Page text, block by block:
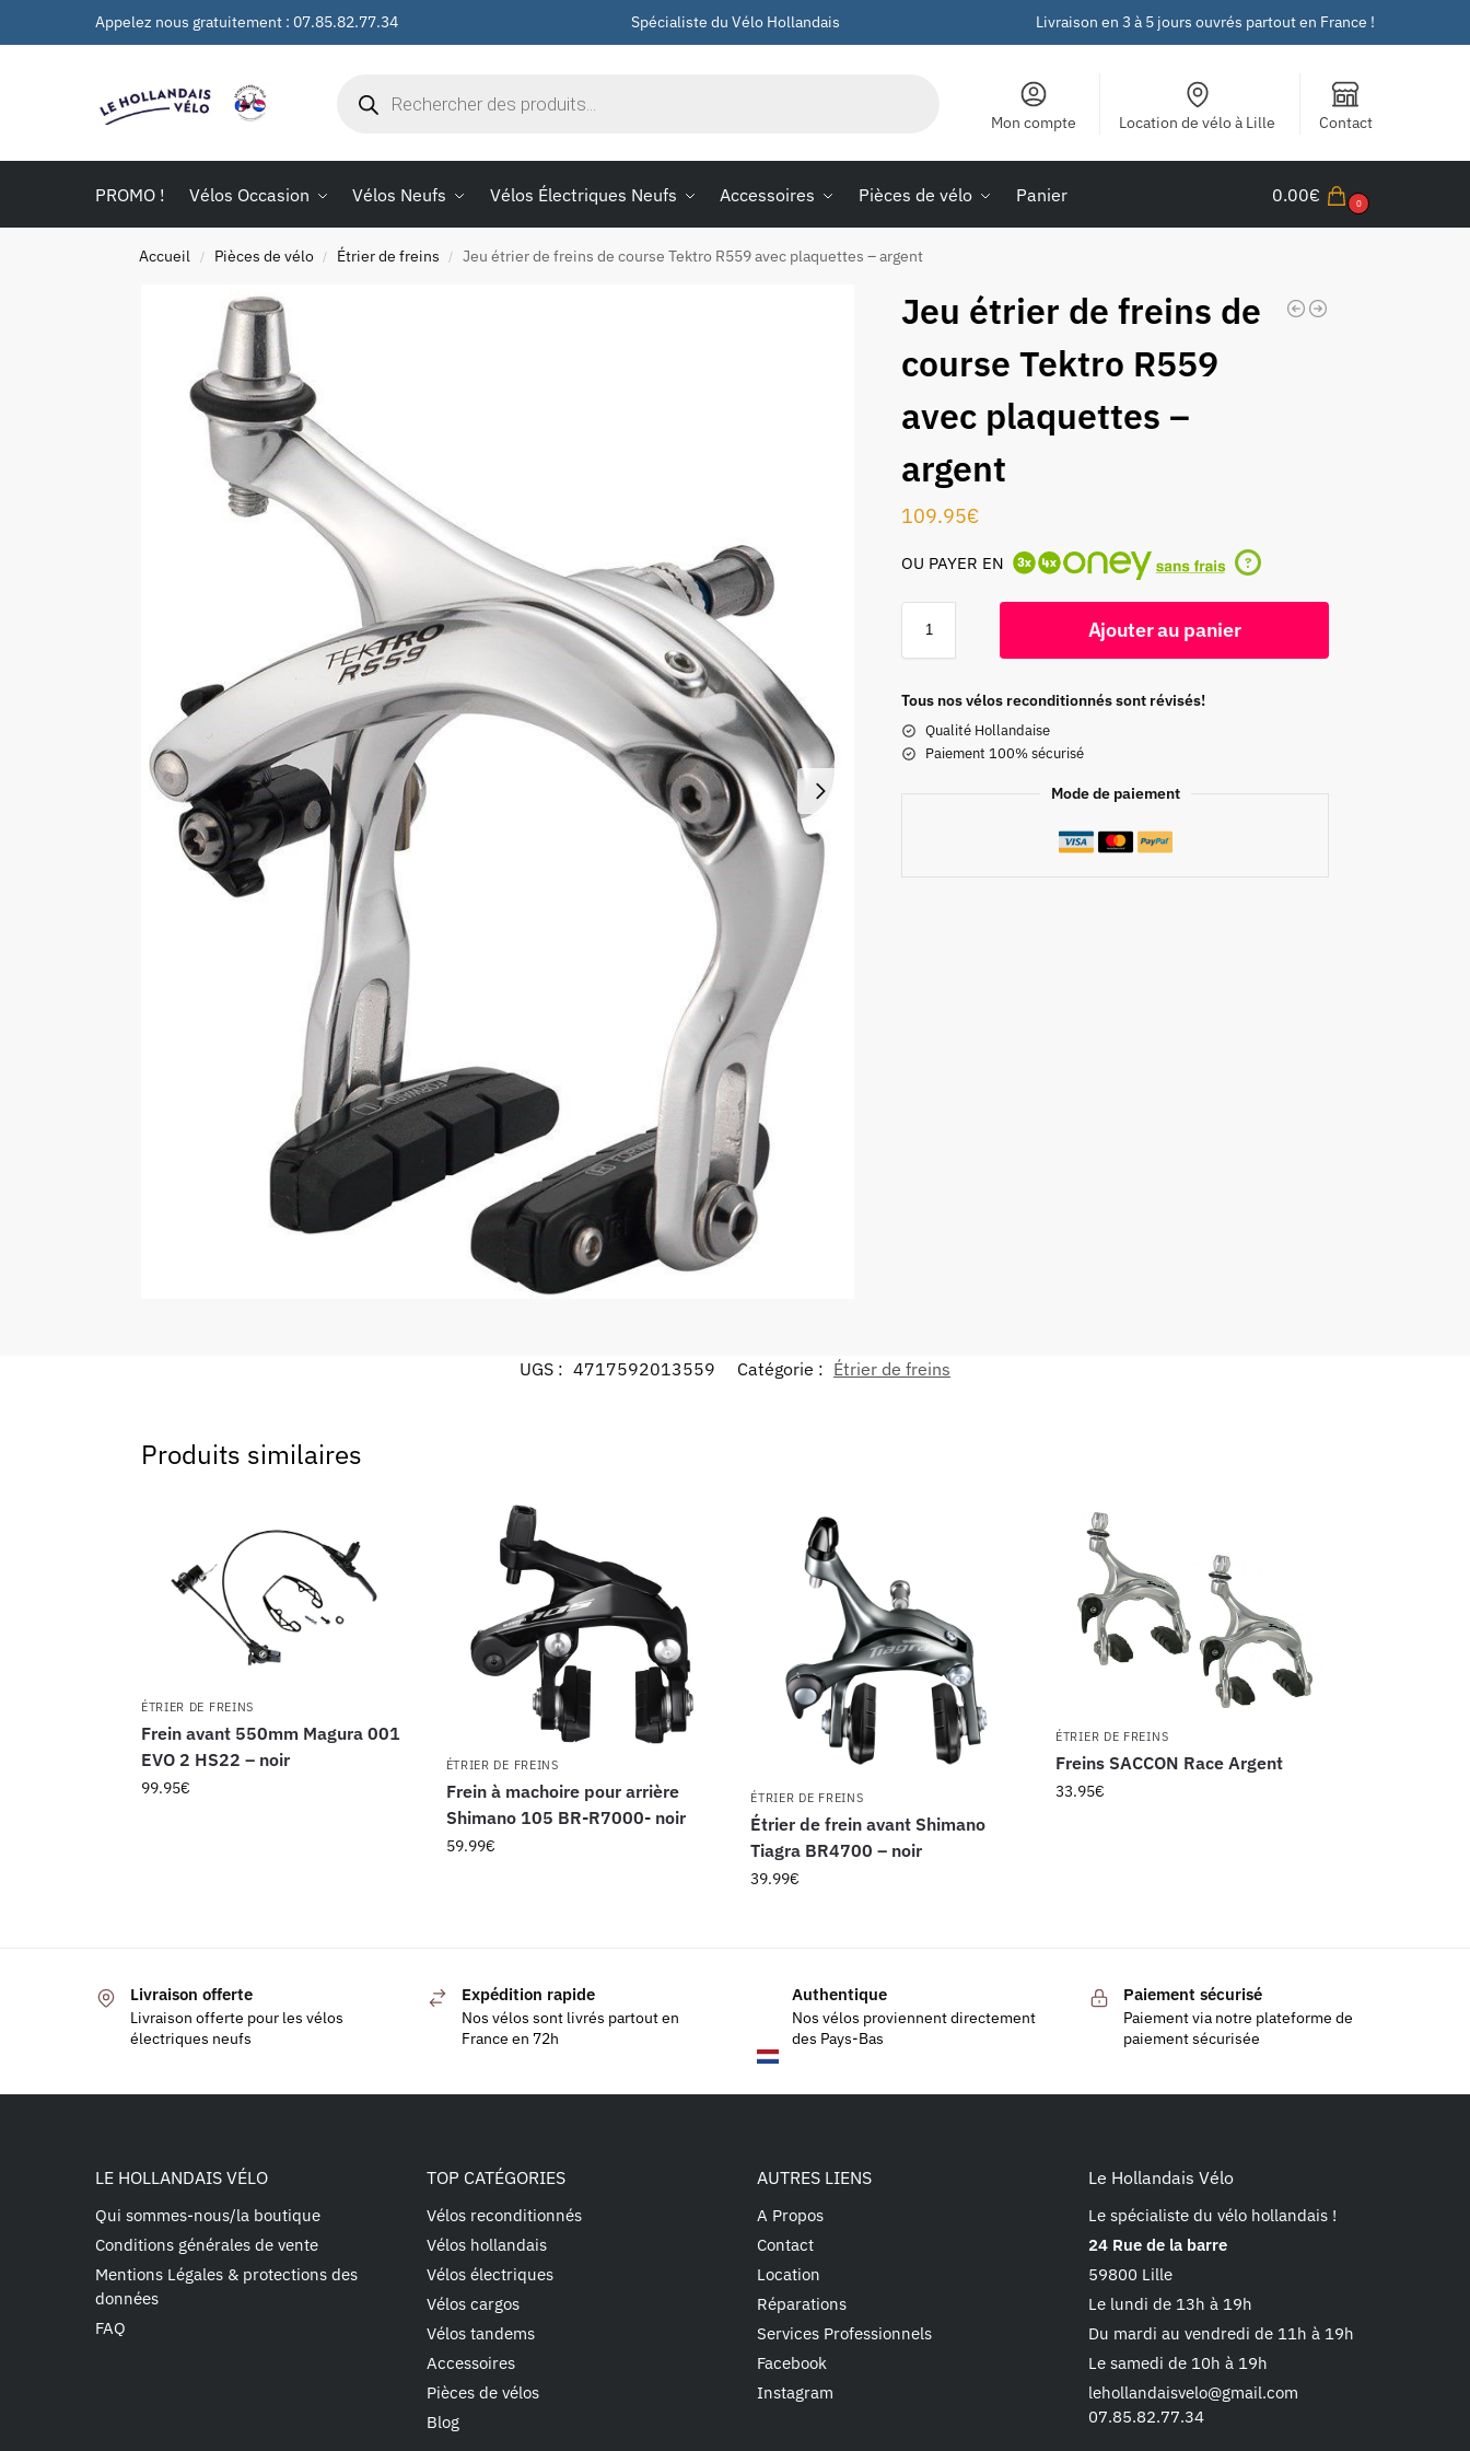
Appelez nous gratuitement : 07.85.82.77.34 Spécialiste du Vélo Hollandais Livraison en 3 à 5 jours ouvrés partout en France !
Mon compte Location de vélo à Lille Contact
PROMO ! Vélos Occasion Vélos Neufs Vélos Électriques Neufs Accessoires Pièces de vélo Panier 0.00€ 0
Accueil / Pièces de vélo / Étrier de freins / Jeu étrier de freins de course Tektro R559 avec plaquettes – argent
Jeu étrier de freins de
course Tektro R559
avec plaquettes –
argent
109.95€
OU PAYER EN ?
Ajouter au panier
Tous nos vélos reconditionnés sont révisés!
Qualité Hollandaise
Paiement 100% sécurisé
Mode de paiement
UGS : 4717592013559 Catégorie : Étrier de freins
Produits similaires
ÉTRIER DE FREINS
Frein avant 550mm Magura 001
EVO 2 HS22 – noir
99.95€
ÉTRIER DE FREINS
Frein à machoire pour arrière
Shimano 105 BR-R7000- noir
59.99€
ÉTRIER DE FREINS
Étrier de frein avant Shimano
Tiagra BR4700 – noir
39.99€
ÉTRIER DE FREINS
Freins SACCON Race Argent
33.95€
Livraison offerte
Livraison offerte pour les vélos
électriques neufs
Expédition rapide
Nos vélos sont livrés partout en
France en 72h
Authentique
Nos vélos proviennent directement
des Pays-Bas
Paiement sécurisé
Paiement via notre plateforme de
paiement sécurisée
LE HOLLANDAIS VÉLO
Qui sommes-nous/la boutique
Conditions générales de vente
Mentions Légales & protections des
données
FAQ
TOP CATÉGORIES
Vélos reconditionnés
Vélos hollandais
Vélos électriques
Vélos cargos
Vélos tandems
Accessoires
Pièces de vélos
Blog
AUTRES LIENS
A Propos
Contact
Location
Réparations
Services Professionnels
Facebook
Instagram
Le Hollandais Vélo
Le spécialiste du vélo hollandais !
24 Rue de la barre
59800 Lille
Le lundi de 13h à 19h
Du mardi au vendredi de 11h à 19h
Le samedi de 10h à 19h
lehollandaisvelo@gmail.com
07.85.82.77.34